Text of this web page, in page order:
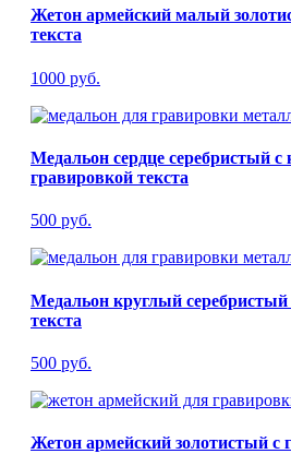
Жетон армейский малый
текста
1000 руб.
Медальон сердце серебристый с
гравировкой текста
500 руб.
Медальон круглый серебристый
текста
500 руб.
Жетон армейский золотистый с